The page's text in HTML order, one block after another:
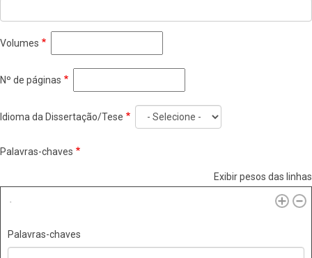
Volumes
Nº de páginas
Idioma da Dissertação/Tese
Palavras-chaves
Exibir pesos das linhas
Palavras-chaves